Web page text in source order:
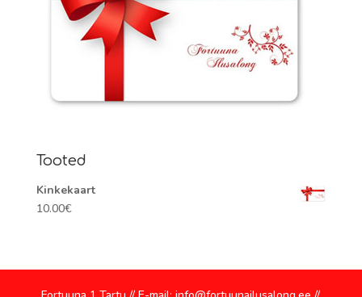
Tooted
Kinkekaart
10.00€